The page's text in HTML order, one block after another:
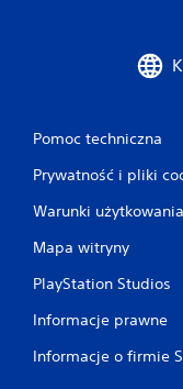
Pomoc techniczna
Prywatność i pliki
Warunki
Mapa witryny
PlayStation Studios
Informacje prawne
Informacje o firmie